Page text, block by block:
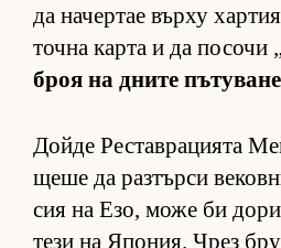
да на­чер­тае върху
точна карта и да по­сочи „
броя на дните
Дойде Рес­тав­ра­ци­ята
щеше да раз­търси
сия на Езо, може би
тези на Япо­ния. Чрез